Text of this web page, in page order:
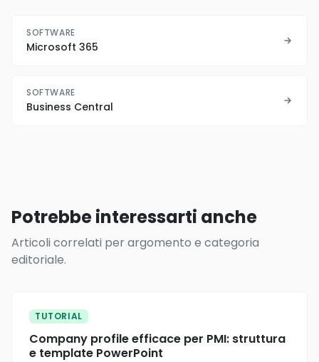
SOFTWARE
Microsoft 365
SOFTWARE
Business Central
Potrebbe interessarti anche
Articoli correlati per argomento e categoria
editoriale.
TUTORIAL
Company profile efficace per PMI: struttura
e template PowerPoint